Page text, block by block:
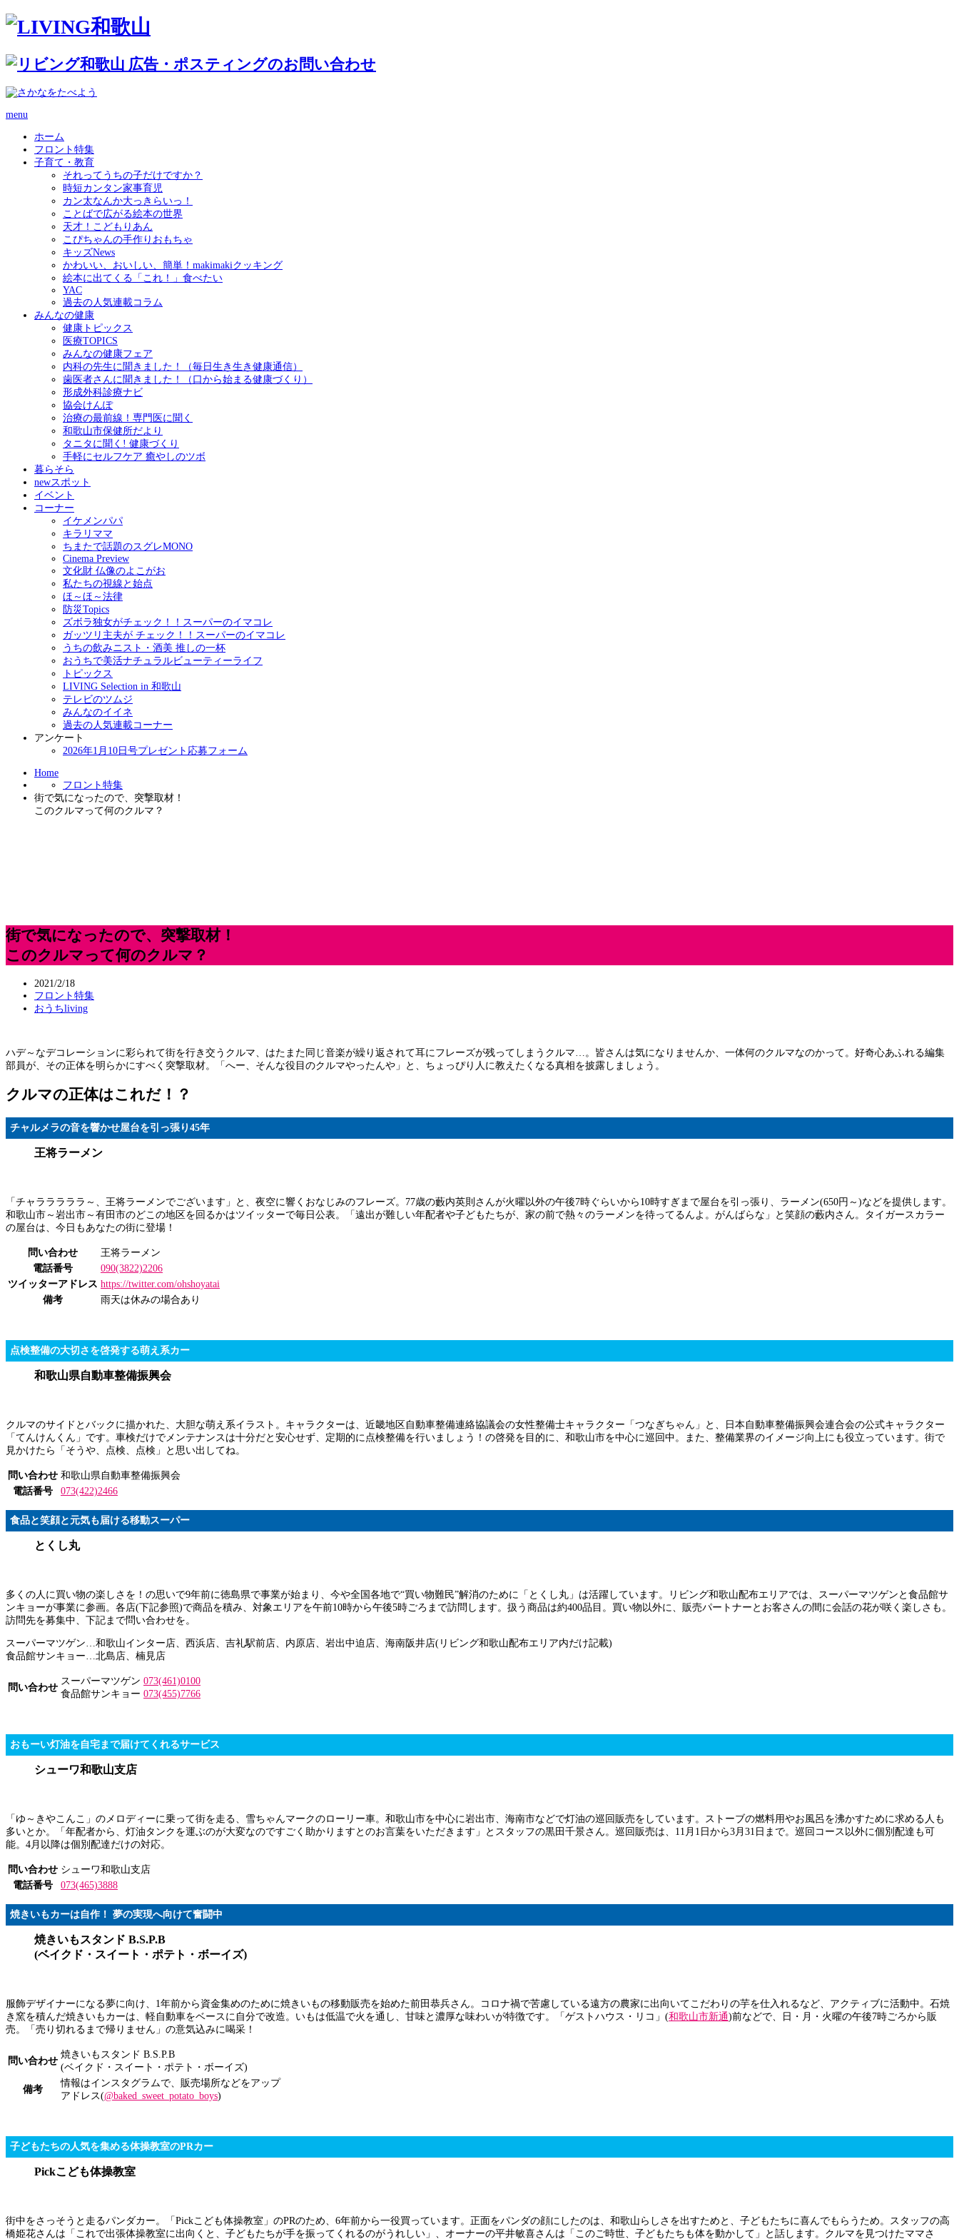
menu
ホーム
フロント特集
子育て・教育
それってうちの子だけですか？
時短カンタン家事育児
カン太なんか大っきらいっ！
ことばで広がる絵本の世界
天才！こどもりあん
こぴちゃんの手作りおもちゃ
キッズNews
かわいい、おいしい、簡単！makimakiクッキング
絵本に出てくる「これ！」食べたい
YAC
過去の人気連載コラム
みんなの健康
健康トピックス
医療TOPICS
みんなの健康フェア
内科の先生に聞きました！（毎日生き生き健康通信）
歯医者さんに聞きました！（口から始まる健康づくり）
形成外科診療ナビ
協会けんぽ
治療の最前線！専門医に聞く
和歌山市保健所だより
タニタに聞く! 健康づくり
手軽にセルフケア 癒やしのツボ
暮らそら
newスポット
イベント
コーナー
イケメンパパ
キラリママ
ちまたで話題のスグレMONO
Cinema Preview
文化財 仏像のよこがお
私たちの視線と始点
ほ～ほ～法律
防災Topics
ズボラ独女がチェック！！スーパーのイマコレ
ガッツリ主夫が チェック！！スーパーのイマコレ
うちの飲みニスト・酒美 推しの一杯
おうちで美活ナチュラルビューティーライフ
トピックス
LIVING Selection in 和歌山
テレビのツムジ
みんなのイイネ
過去の人気連載コーナー
アンケート
2026年1月10日号プレゼント応募フォーム
Home
フロント特集
街で気になったので、突撃取材！
このクルマって何のクルマ？
街で気になったので、突撃取材！
このクルマって何のクルマ？
2021/2/18
フロント特集
おうちliving
ハデ～なデコレーションに彩られて街を行き交うクルマ、はたまた同じ音楽が繰り返されて耳にフレーズが残ってしまうクルマ…。皆さんは気になりませんか、一体何のクルマなのかって。好奇心あふれる編集
部員が、その正体を明らかにすべく突撃取材。「へー、そんな役目のクルマやったんや」と、ちょっぴり人に教えたくなる真相を披露しましょう。
クルマの正体はこれだ！？
チャルメラの音を響かせ屋台を引っ張り45年
王将ラーメン
「チャラララララ～、王将ラーメンでございます」と、夜空に響くおなじみのフレーズ。77歳の藪内英則さんが火曜以外の午後7時ぐらいから10時すぎまで屋台を引っ張り、ラーメン(650円～)などを提供します。
和歌山市～岩出市～有田市のどこの地区を回るかはツイッターで毎日公表。「遠出が難しい年配者や子どもたちが、家の前で熱々のラーメンを待ってるんよ。がんばらな」と笑顔の藪内さん。タイガースカラー
の屋台は、今日もあなたの街に登場！
問い合わせ
王将ラーメン
電話番号
090(3822)2206
ツイッターアドレス https://twitter.com/ohshoyatai
備考
雨天は休みの場合あり
点検整備の大切さを啓発する萌え系カー
和歌山県自動車整備振興会
クルマのサイドとバックに描かれた、大胆な萌え系イラスト。キャラクターは、近畿地区自動車整備連絡協議会の女性整備士キャラクター「つなぎちゃん」と、日本自動車整備振興会連合会の公式キャラクター
「てんけんくん」です。車検だけでメンテナンスは十分だと安心せず、定期的に点検整備を行いましょう！の啓発を目的に、和歌山市を中心に巡回中。また、整備業界のイメージ向上にも役立っています。街で
見かけたら「そうや、点検、点検」と思い出してね。
問い合わせ 和歌山県自動車整備振興会
電話番号
073(422)2466
食品と笑顔と元気も届ける移動スーパー
とくし丸
多くの人に買い物の楽しさを！の思いで9年前に徳島県で事業が始まり、今や全国各地で“買い物難民”解消のために「とくし丸」は活躍しています。リビング和歌山配布エリアでは、スーパーマツゲンと食品館サ
ンキョーが事業に参画。各店(下記参照)で商品を積み、対象エリアを午前10時から午後5時ごろまで訪問します。扱う商品は約400品目。買い物以外に、販売パートナーとお客さんの間に会話の花が咲く楽しさも。
訪問先を募集中、下記まで問い合わせを。
スーパーマツゲン…和歌山インター店、西浜店、吉礼駅前店、内原店、岩出中迫店、海南阪井店(リビング和歌山配布エリア内だけ記載)
食品館サンキョー…北島店、楠見店
問い合わせ
スーパーマツゲン 073(461)0100
食品館サンキョー 073(455)7766
おもーい灯油を自宅まで届けてくれるサービス
シューワ和歌山支店
「ゆ～きやこんこ」のメロディーに乗って街を走る、雪ちゃんマークのローリー車。和歌山市を中心に岩出市、海南市などで灯油の巡回販売をしています。ストーブの燃料用やお風呂を沸かすために求める人も
多いとか。「年配者から、灯油タンクを運ぶのが大変なのですごく助かりますとのお言葉をいただきます」とスタッフの黒田千景さん。巡回販売は、11月1日から3月31日まで。巡回コース以外に個別配達も可
能。4月以降は個別配達だけの対応。
問い合わせ シューワ和歌山支店
電話番号
073(465)3888
焼きいもカーは自作！ 夢の実現へ向けて奮闘中
焼きいもスタンド B.S.P.B
(ベイクド・スイート・ポテト・ボーイズ)
服飾デザイナーになる夢に向け、1年前から資金集めのために焼きいもの移動販売を始めた前田恭兵さん。コロナ禍で苦慮している遠方の農家に出向いてこだわりの芋を仕入れるなど、アクティブに活動中。石焼
き窯を積んだ焼きいもカーは、軽自動車をベースに自分で改造。いもは低温で火を通し、甘味と濃厚な味わいが特徴です。「ゲストハウス・リコ」(和歌山市新通)前などで、日・月・火曜の午後7時ごろから販
売。「売り切れるまで帰りません」の意気込みに喝采！
問い合わせ
焼きいもスタンド B.S.P.B
(ベイクド・スイート・ポテト・ボーイズ)
備考
情報はインスタグラムで、販売場所などをアップ
アドレス(@baked_sweet_potato_boys)
子どもたちの人気を集める体操教室のPRカー
Pickこども体操教室
街中をさっそうと走るパンダカー。「Pickこども体操教室」のPRのため、6年前から一役買っています。正面をパンダの顔にしたのは、和歌山らしさを出すためと、子どもたちに喜んでもらうため。スタッフの高
橋姫花さんは「これで出張体操教室に出向くと、子どもたちが手を振ってくれるのがうれしい」、オーナーの平井敏喜さんは「このご時世、子どもたちも体を動かして」と話します。クルマを見つけたママさ